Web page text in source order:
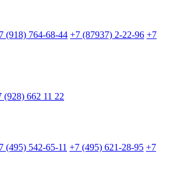
(918) 764-68-44 +7 (87937) 2-22-96 +7
(928) 662 11 22
(495) 542-65-11 +7 (495) 621-28-95 +7